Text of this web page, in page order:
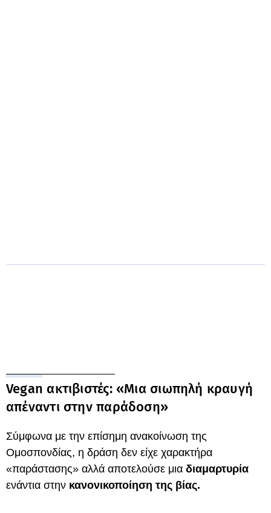
Vegan ακτιβιστές: «Μια σιωπηλή κραυγή
απέναντι στην παράδοση»
Σύμφωνα με την επίσημη ανακοίνωση της
Ομοσπονδίας, η δράση δεν είχε χαρακτήρα
«παράστασης» αλλά αποτελούσε μια διαμαρτυρία
ενάντια στην κανονικοποίηση της βίας.